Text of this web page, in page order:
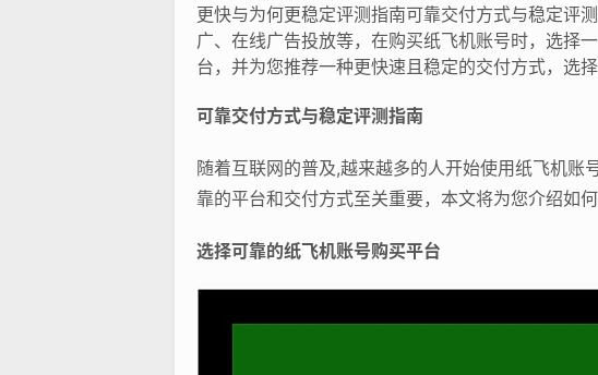
更快与为何更稳定评测指南可靠交付方式与稳定评
广、在线广告投放等，在购买纸飞机账号时，选择
台，并为您推荐一种更快速且稳定的交付方式，选
可靠交付方式与稳定评测指南
随着互联网的普及,越来越多的人开始使用纸飞机
靠的平台和交付方式至关重要，本文将为您介绍如
选择可靠的纸飞机账号购买平台